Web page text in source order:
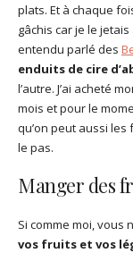
plats. Et à chaque
gâchis car je le jetais
entendu parlé des
enduits de cire
l’autre. J’ai acheté
mois et pour le
qu’on peut aussi les
le pas.
Manger des
Si comme moi, vous
vos fruits et vos